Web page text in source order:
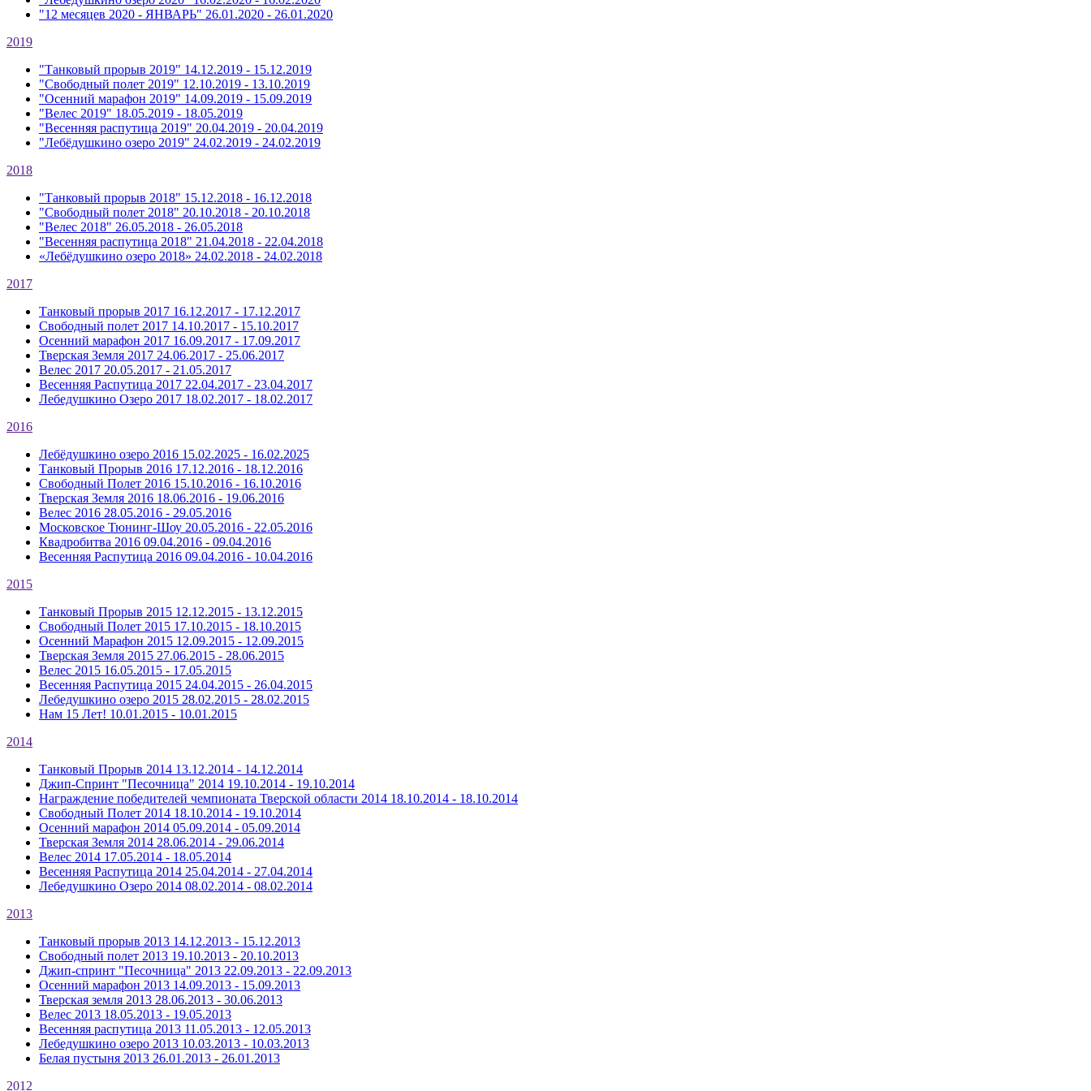
"12 месяцев 2020 - ЯНВАРЬ" 26.01.2020 - 26.01.2020
2019
"Танковый прорыв 2019" 14.12.2019 - 15.12.2019
"Свободный полет 2019" 12.10.2019 - 13.10.2019
"Осенний марафон 2019" 14.09.2019 - 15.09.2019
"Велес 2019" 18.05.2019 - 18.05.2019
"Весенняя распутица 2019" 20.04.2019 - 20.04.2019
"Лебёдушкино озеро 2019" 24.02.2019 - 24.02.2019
2018
"Танковый прорыв 2018" 15.12.2018 - 16.12.2018
"Свободный полет 2018" 20.10.2018 - 20.10.2018
"Велес 2018" 26.05.2018 - 26.05.2018
"Весенняя распутица 2018" 21.04.2018 - 22.04.2018
«Лебёдушкино озеро 2018» 24.02.2018 - 24.02.2018
2017
Танковый прорыв 2017 16.12.2017 - 17.12.2017
Свободный полет 2017 14.10.2017 - 15.10.2017
Осенний марафон 2017 16.09.2017 - 17.09.2017
Тверская Земля 2017 24.06.2017 - 25.06.2017
Велес 2017 20.05.2017 - 21.05.2017
Весенняя Распутица 2017 22.04.2017 - 23.04.2017
Лебедушкино Озеро 2017 18.02.2017 - 18.02.2017
2016
Лебёдушкино озеро 2016 15.02.2025 - 16.02.2025
Танковый Прорыв 2016 17.12.2016 - 18.12.2016
Свободный Полет 2016 15.10.2016 - 16.10.2016
Тверская Земля 2016 18.06.2016 - 19.06.2016
Велес 2016 28.05.2016 - 29.05.2016
Московское Тюнинг-Шоу 20.05.2016 - 22.05.2016
Квадробитва 2016 09.04.2016 - 09.04.2016
Весенняя Распутица 2016 09.04.2016 - 10.04.2016
2015
Танковый Прорыв 2015 12.12.2015 - 13.12.2015
Свободный Полет 2015 17.10.2015 - 18.10.2015
Осенний Марафон 2015 12.09.2015 - 12.09.2015
Тверская Земля 2015 27.06.2015 - 28.06.2015
Велес 2015 16.05.2015 - 17.05.2015
Весенняя Распутица 2015 24.04.2015 - 26.04.2015
Лебедушкино озеро 2015 28.02.2015 - 28.02.2015
Нам 15 Лет! 10.01.2015 - 10.01.2015
2014
Танковый Прорыв 2014 13.12.2014 - 14.12.2014
Джип-Спринт "Песочница" 2014 19.10.2014 - 19.10.2014
Награждение победителей чемпионата Тверской области 2014 18.10.2014 - 18.10.2014
Свободный Полет 2014 18.10.2014 - 19.10.2014
Осенний марафон 2014 05.09.2014 - 05.09.2014
Тверская Земля 2014 28.06.2014 - 29.06.2014
Велес 2014 17.05.2014 - 18.05.2014
Весенняя Распутица 2014 25.04.2014 - 27.04.2014
Лебедушкино Озеро 2014 08.02.2014 - 08.02.2014
2013
Танковый прорыв 2013 14.12.2013 - 15.12.2013
Свободный полет 2013 19.10.2013 - 20.10.2013
Джип-спринт "Песочница" 2013 22.09.2013 - 22.09.2013
Осенний марафон 2013 14.09.2013 - 15.09.2013
Тверская земля 2013 28.06.2013 - 30.06.2013
Велес 2013 18.05.2013 - 19.05.2013
Весенняя распутица 2013 11.05.2013 - 12.05.2013
Лебедушкино озеро 2013 10.03.2013 - 10.03.2013
Белая пустыня 2013 26.01.2013 - 26.01.2013
2012